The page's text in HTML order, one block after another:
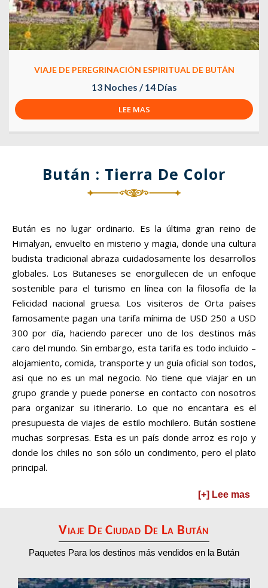
VIAJE DE PEREGRINACIÓN ESPIRITUAL DE BUTÁN
13 Noches / 14 Días
LEE MAS
Bután : Tierra De Color
Bután es no lugar ordinario. Es la última gran reino de
Himalyan, envuelto en misterio y magia, donde una cultura
budista tradicional abraza cuidadosamente los desarrollos
globales. Los Butaneses se enorgullecen de un enfoque
sostenible para el turismo en línea con la filosofía de la
Felicidad nacional gruesa. Los visiteros de Orta países
famosamente pagan una tarifa mínima de USD 250 a USD
300 por día, haciendo parecer uno de los destinos más
caro del mundo. Sin embargo, esta tarifa es todo incluido –
alojamiento, comida, transporte y un guía oficial son todos,
asi que no es un mal negocio. No tiene que viajar en un
grupo grande y puede ponerse en contacto con nosotros
para organizar su itinerario. Lo que no encantara es el
presupuesta de viajes de estilo mochilero. Bután sostiene
muchas sorpresas. Esta es un país donde arroz es rojo y
donde los chiles no son sólo un condimento, pero el plato
principal.
[+] Lee mas
Viaje De Ciudad De La Bután
Paquetes Para los destinos más vendidos en la Bután